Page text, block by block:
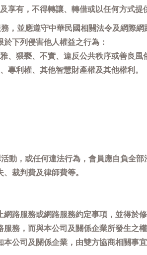
享有，不得轉讓、轉借或以任何方式提
，並應遵守中華民國相關法令及網際
下列侵害他人權益之行為：
、猥褻、不實、違反公共秩序或善良風
專利權、其他智慧財產權及其他權利。
動，或任何違法行為，會員應自負全
裁判費及律師費等。
路服務或網路服務約定事項，並得於
務，而與本公司及關係企業所發生之
公司及關係企業，由雙方協商相關事